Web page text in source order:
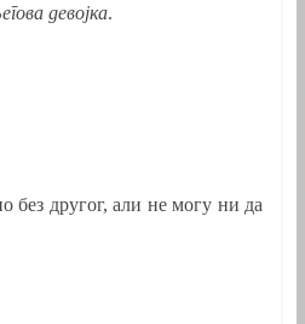
девојка.
без другог, али не могу ни да